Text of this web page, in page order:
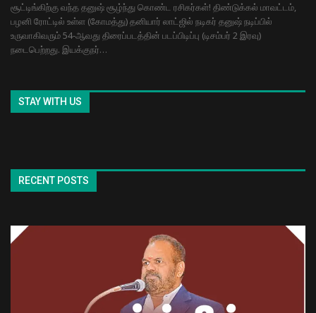
சூட்டிங்கிற்கு வந்த தனுஷ் சூழ்ந்து கொண்ட ரசிகர்கள்! திண்டுக்கல் மாவட்டம்,
பழனி ரோட்டில் உள்ள (கோமத்து) தனியார் லாட்ஜில் நடிகர் தனுஷ் நடிப்பில்
உருவாகிவரும் 54-ஆவது திரைப்படத்தின் படப்பிடிப்பு (டிசம்பர் 2 இரவு)
நடைபெற்றது. இயக்குநர்…
STAY WITH US
RECENT POSTS